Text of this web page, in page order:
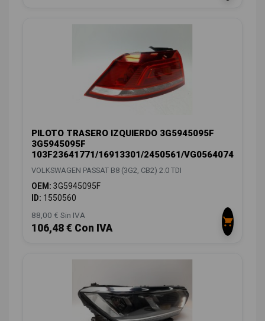
PILOTO TRASERO IZQUIERDO 3G5945095F
3G5945095F
103F23641771/16913301/2450561/VG0564074
VOLKSWAGEN PASSAT B8 (3G2, CB2) 2.0 TDI
OEM: 3G5945095F
ID: 1550560
88,00 € Sin IVA
106,48 € Con IVA